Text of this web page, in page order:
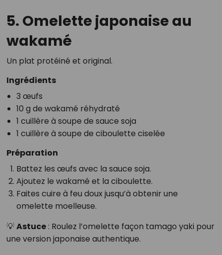
5. Omelette japonaise au
wakamé
Un plat protéiné et original.
Ingrédients
3 œufs
10 g de wakamé réhydraté
1 cuillère à soupe de sauce soja
1 cuillère à soupe de ciboulette ciselée
Préparation
Battez les œufs avec la sauce soja.
Ajoutez le wakamé et la ciboulette.
Faites cuire à feu doux jusqu’à obtenir une
omelette moelleuse.
💡Astuce: Roulez l’omelette façon tamago yaki pour
une version japonaise authentique.